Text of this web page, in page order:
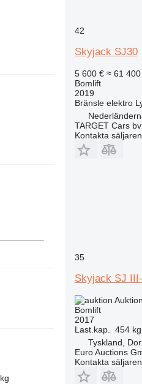
kg
42
Skyjack SJ30
5 600 € ≈ 61
Bomlift
2019
Bränsle elektro
TARGET Cars bv
Kontakta säljaren
35
Skyjack SJ
Auktion
Bomlift
2017
Last.kap.
454 kg
Tyskland,
Euro Auctions
Kontakta säljaren